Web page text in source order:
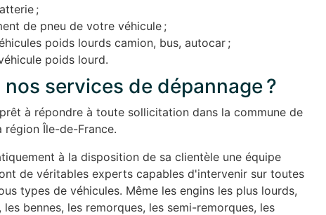
;
de pneu de votre véhicule ;
poids lourds camion, bus, autocar ;
poids lourd.
services de dépannage ?
à répondre à toute sollicitation dans la commune de
région Île-de-France.
à la disposition de sa clientèle une équipe
de véritables experts capables d'intervenir sur toutes
types de véhicules. Même les engins les plus lourds,
bennes, les remorques, les semi-remorques, les